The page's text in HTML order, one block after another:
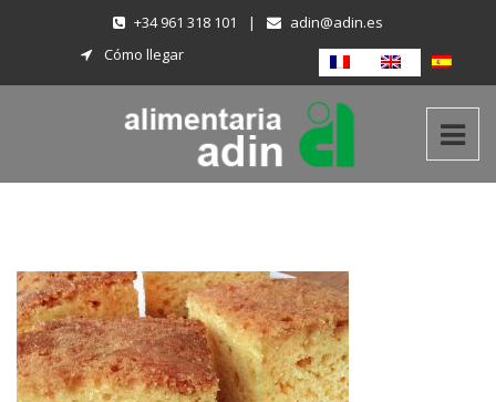
+34 961 318 101 |
adin@adin.es
Cómo llegar